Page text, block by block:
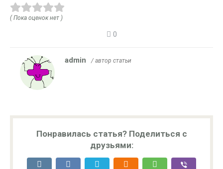
( Пока оценок нет )
0
admin / автор статьи
Понравилась статья? Поделиться с
друзьями: